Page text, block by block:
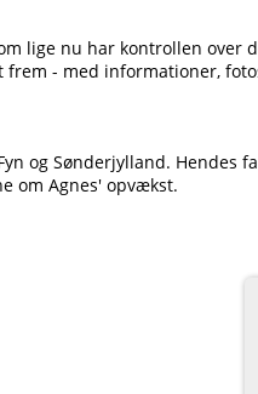
lige nu har kontrollen over
- med informationer,
og Sønderjylland.
om Agnes' opvækst.